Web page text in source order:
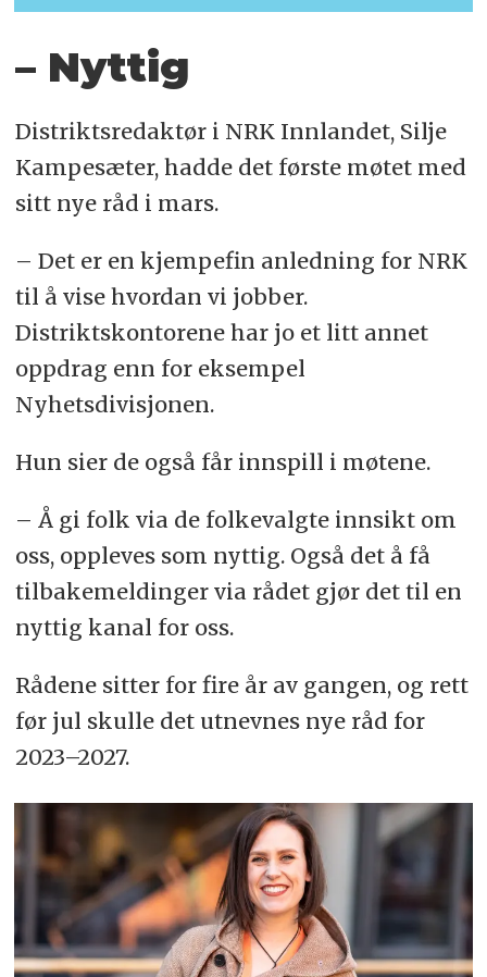
– Nyttig
Distriktsredaktør i NRK Innlandet, Silje
Kampesæter, hadde det første møtet med
sitt nye råd i mars.
– Det er en kjempefin anledning for NRK
til å vise hvordan vi jobber.
Distriktskontorene har jo et litt annet
oppdrag enn for eksempel
Nyhetsdivisjonen.
Hun sier de også får innspill i møtene.
– Å gi folk via de folkevalgte innsikt om
oss, oppleves som nyttig. Også det å få
tilbakemeldinger via rådet gjør det til en
nyttig kanal for oss.
Rådene sitter for fire år av gangen, og rett
før jul skulle det utnevnes nye råd for
2023–2027.